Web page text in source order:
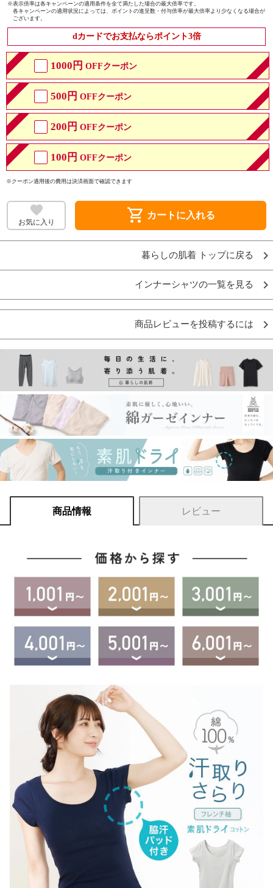
※表示倍率は各キャンペーンの適用条件を全て満たした場合の最大倍率です。
各キャンペーンの適用状況によっては、ポイントの進呈数・付与倍率が最大倍率より少なくなる場合が
ございます。
dカードでお支払ならポイント3倍
1000円 OFFクーポン
500円 OFFクーポン
200円 OFFクーポン
100円 OFFクーポン
※クーポン適用後の費用は決済画面で確認できます
お気に入り shopping_cart カートに入れる
暮らしの肌着 トップに戻る
インナーシャツの一覧を見る
商品レビューを投稿するには
商品情報 レビュー